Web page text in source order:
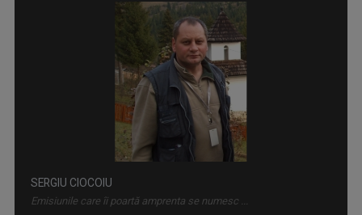
IDENTITATE BASARABIA
Interviu-portret cu personalități care au ...
Emisiunile care îi poartă amprenta se numesc ...